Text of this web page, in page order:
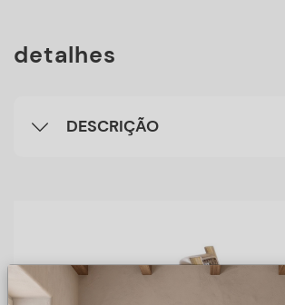
detalhes
DESCRIÇÃO